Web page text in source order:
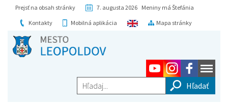
Prejsť na obsah stránky
7. augusta 2026 Meniny má Štefánia
Kontakty
Mobilná aplikácia Mapa stránky
Hľadaj...